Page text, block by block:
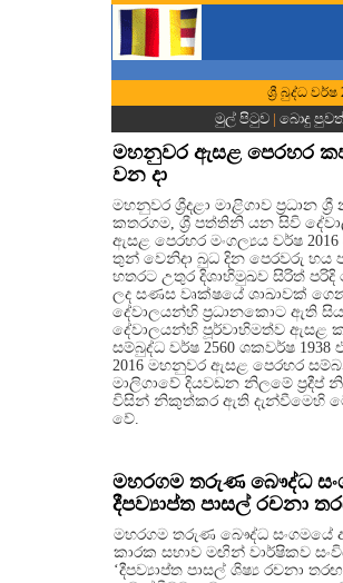
ශ්‍රී බුද්ධ
මුල් පිටුව | බොදු
මහනුවර ඇසළ පෙරහර
වන දා
මහනුවර ශ්‍රීදළා මාළිගාව ප්‍රධාන ශ්‍රී
කතරගම, ශ්‍රී පත්තිනි යන සිවි
ඇසළ පෙරහර මංගල්‍යය වර්ෂ
තුන් වෙනිදා බුධ දින පෙරවරු හය
හතරට උතුර දිශාභිමුඛව සිරිත්
ලද සණස වෘක්ෂයේ ශාඛාවක්
දේවාලයන්හි ප්‍රධානකොට ඇති
දේවාලයන්හි පූර්වාභිමත්ව ඇසළ
සම්බුද්ධ වර්ෂ 2560 ශකවර්ෂ 1938
2016 මහනුවර ඇසළ පෙරහර
මාලිගාවේ දියවඩන නිලමේ ප්‍රදීප්
විසින් නිකුත්කර ඇති දැන්වීමෙහි
වේ.
මහරගම තරුණ බෞද්ධ
දීපව්‍යාප්ත පාසල් රචනා
මහරගම තරුණ බෞද්ධ සංගමයේ
කාරක සභාව මඟින් වාර්ෂිකව
‘දීපව්‍යාප්ත පාසල් ශිෂ්‍ය රචනා